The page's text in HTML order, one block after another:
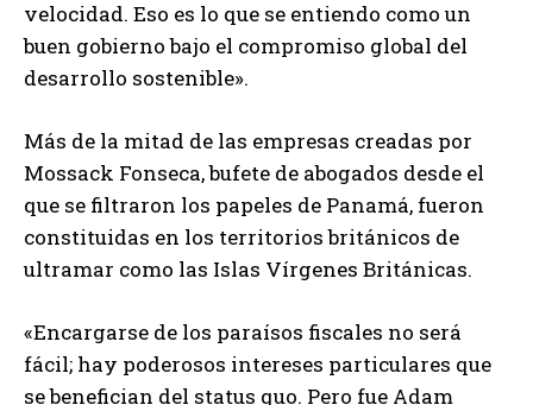
velocidad. Eso es lo que se entiendo como un
buen gobierno bajo el compromiso global del
desarrollo sostenible».
Más de la mitad de las empresas creadas por
Mossack Fonseca, bufete de abogados desde el
que se filtraron los papeles de Panamá, fueron
constituidas en los territorios británicos de
ultramar como las Islas Vírgenes Británicas.
«Encargarse de los paraísos fiscales no será
fácil; hay poderosos intereses particulares que
se benefician del status quo. Pero fue Adam